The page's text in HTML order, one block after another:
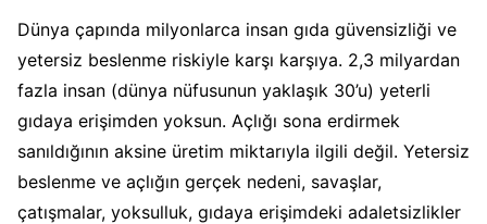
Dünya çapında milyonlarca insan gıda güvensizliği ve
yetersiz beslenme riskiyle karşı karşıya. 2,3 milyardan
fazla insan (dünya nüfusunun yaklaşık 30’u) yeterli
gıdaya erişimden yoksun. Açlığı sona erdirmek
sanıldığının aksine üretim miktarıyla ilgili değil. Yetersiz
beslenme ve açlığın gerçek nedeni, savaşlar,
çatışmalar, yoksulluk, gıdaya erişimdeki adaletsizlikler